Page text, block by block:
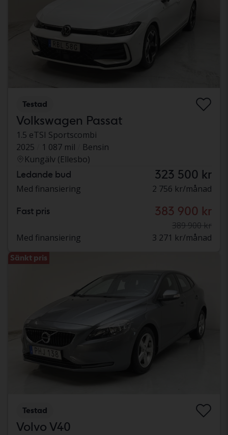
Testad
Volkswagen Passat
1.5 eTSI Sportscombi
2025
1 087 mil
Bensin
Kungälv (Ellesbo)
Ledande bud 323 500 kr
Med finansiering 2 756 kr/månad
Fast pris 383 900 kr
389 900 kr
Med finansiering
3 271 kr/månad
Sänkt pris
Testad
Volvo V40